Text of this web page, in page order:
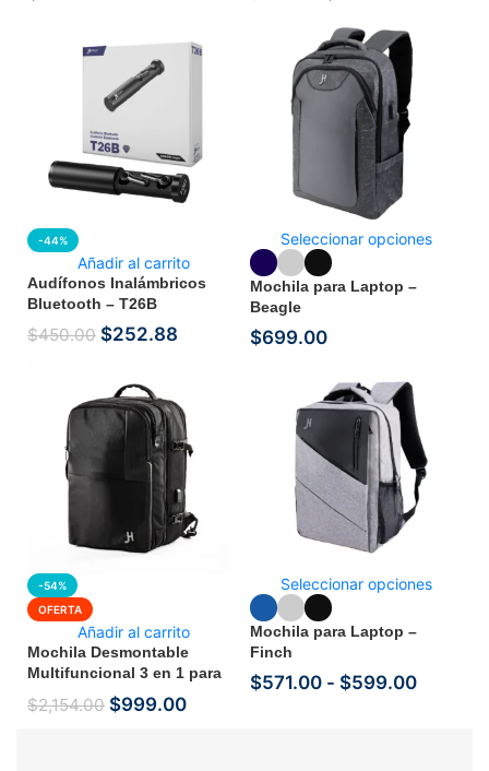
-44%
Añadir al carrito
Audífonos Inalámbricos
Bluetooth – T26B
$450.00 $252.88
Seleccionar opciones
Mochila para Laptop –
Beagle
$699.00
-54%
OFERTA
Añadir al carrito
Mochila Desmontable
Multifuncional 3 en 1 para
Laptop y Viaje – Adapt
$2,154.00 $999.00
Seleccionar opciones
Mochila para Laptop –
Finch
$571.00 - $599.00